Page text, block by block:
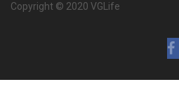
Copyright © 2020 VGLife